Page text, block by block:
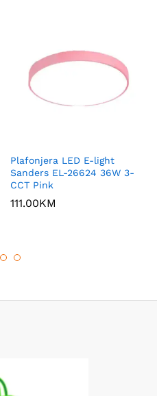
Plafonjera LED E-light
Sanders EL-26624 36W 3-
CCT Pink
111.00KM